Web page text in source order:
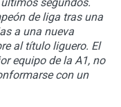
de liga tras una
a una nueva
al título liguero. El
equipo de la A1, no
con un